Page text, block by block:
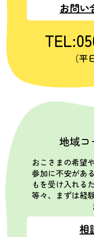
お問い
（平
地域コ
おこさまの希望
参加に不安があ
もを受け入れる
等々、まずは経
相